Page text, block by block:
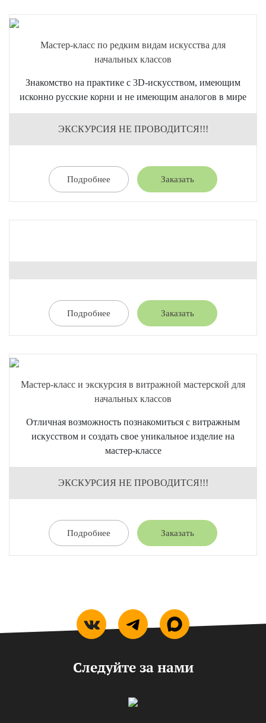
Мастер-класс по редким видам искусства для
начальных классов
Знакомство на практике с 3D-искусством, имеющим
исконно русские корни и не имеющим аналогов в мире
ЭКСКУРСИЯ НЕ ПРОВОДИТСЯ!!!
Подробнее Заказать
Подробнее Заказать
Мастер-класс и экскурсия в витражной мастерской для
начальных классов
Отличная возможность познакомиться с витражным
искусством и создать свое уникальное изделие на
мастер-классе
ЭКСКУРСИЯ НЕ ПРОВОДИТСЯ!!!
Подробнее Заказать
Следуйте за нами